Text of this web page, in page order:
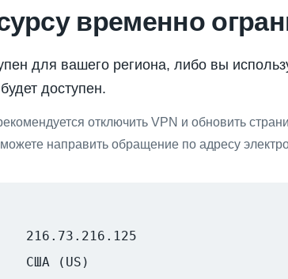
временно
для вашего региона, либо вы
доступен.
отключить VPN и обновить
направить обращение по адресу
216.73.216.125
США (US)